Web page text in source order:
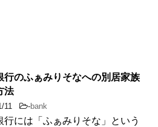
行のふぁみりそなへの別居家族
法
11 -bank
行には「ふぁみりそな」という